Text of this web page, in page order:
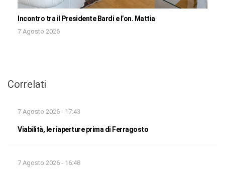
Incontro tra il Presidente Bardi e l’on. Mattia
7 Agosto 2026
Correlati
7 Agosto 2026 - 17:43
Viabilità, le riaperture prima di Ferragosto
7 Agosto 2026 - 16:48